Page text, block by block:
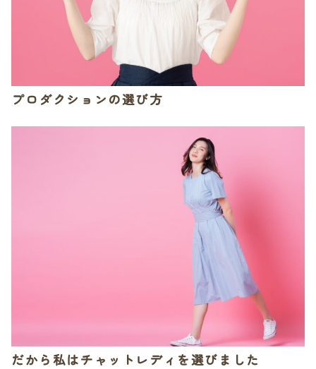
プロダクションの選び方
だから私はチャットレディを選びました